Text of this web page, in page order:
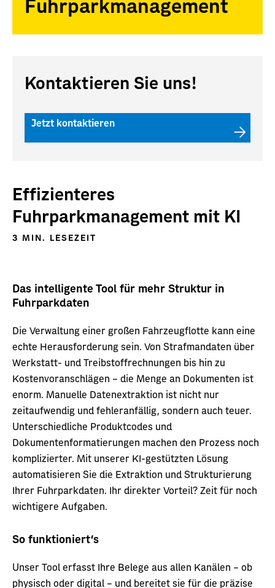
Fuhrparkmanagement
Kontaktieren Sie uns!
Jetzt kontaktieren
Effizienteres
Fuhrparkmanagement mit KI
3 MIN. LESEZEIT
Das intelligente Tool für mehr Struktur in
Fuhrparkdaten
Die Verwaltung einer großen Fahrzeugflotte kann eine
echte Herausforderung sein. Von Strafmandaten über
Werkstatt- und Treibstoffrechnungen bis hin zu
Kostenvoranschlägen – die Menge an Dokumenten ist
enorm. Manuelle Datenextraktion ist nicht nur
zeitaufwendig und fehleranfällig, sondern auch teuer.
Unterschiedliche Produktcodes und
Dokumentenformatierungen machen den Prozess noch
komplizierter. Mit unserer KI-gestützten Lösung
automatisieren Sie die Extraktion und Strukturierung
Ihrer Fuhrparkdaten. Ihr direkter Vorteil? Zeit für noch
wichtigere Aufgaben.
So funktioniert‘s
Unser Tool erfasst Ihre Belege aus allen Kanälen – ob
physisch oder digital – und bereitet sie für die präzise